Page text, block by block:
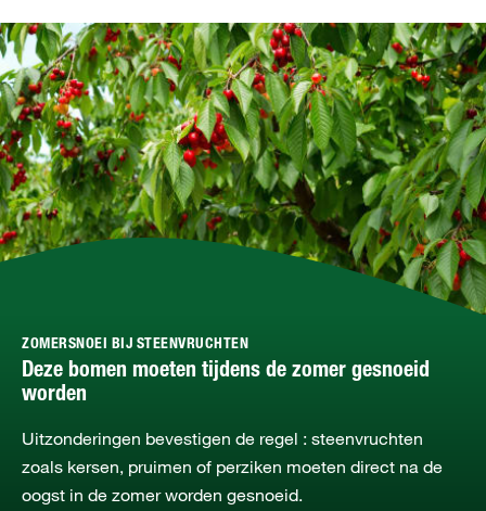
ZOMERSNOEI BIJ STEENVRUCHTEN
Deze bomen moeten tijdens de zomer gesnoeid
worden
Uitzonderingen bevestigen de regel : steenvruchten
zoals kersen, pruimen of perziken moeten direct na de
oogst in de zomer worden gesnoeid.